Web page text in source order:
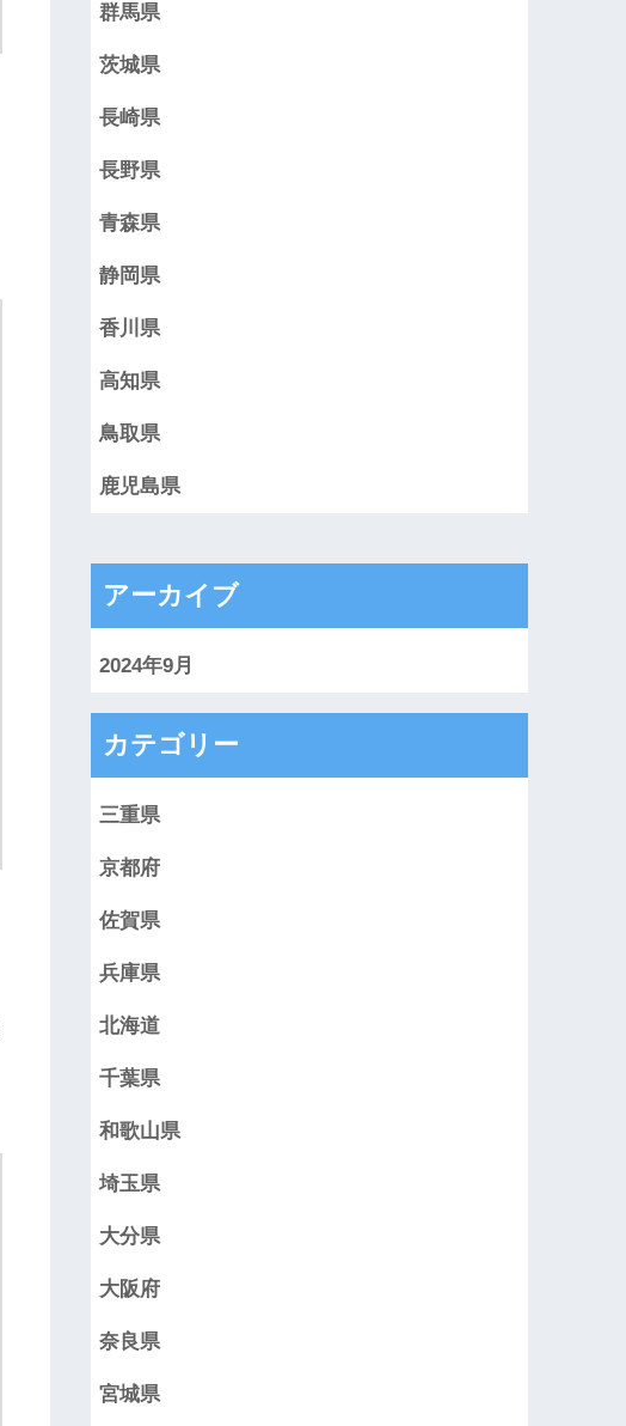
群馬県
茨城県
長崎県
長野県
青森県
静岡県
香川県
高知県
鳥取県
鹿児島県
アーカイブ
2024年9月
カテゴリー
三重県
京都府
佐賀県
兵庫県
北海道
千葉県
和歌山県
埼玉県
大分県
大阪府
奈良県
宮城県